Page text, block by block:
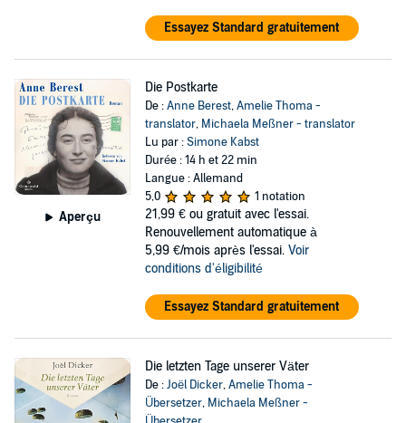
Essayez Standard gratuitement
Aperçu
Die Postkarte
De :Anne Berest,Amelie Thoma -
translator, Michaela Meßner - translator
Lu par :Simone Kabst
Durée : 14 h et 22 min
Langue : Allemand
5,0
1 notation
21,99 € ou gratuit avec l'essai.
Renouvellement automatique à
5,99 €/mois après l'essai. Voir
conditions d'éligibilité
Essayez Standard gratuitement
Die letzten Tage unserer Väter
De :Joël Dicker,Amelie Thoma -
Übersetzer, Michaela Meßner -